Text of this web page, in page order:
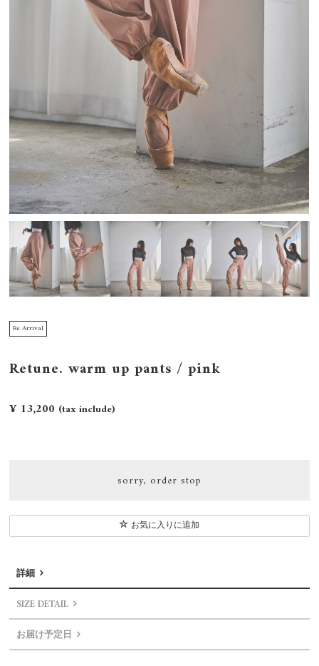
Re Arrival
Retune. warm up pants / pink
¥ 13,200 (tax include)
sorry, order stop
お気に入りに追加
詳細
SIZE DETAIL
お届け予定日